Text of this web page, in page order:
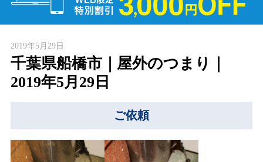
2019年5月29日
千葉県船橋市｜屋外のつまり｜
2019年5月29日
ご依頼